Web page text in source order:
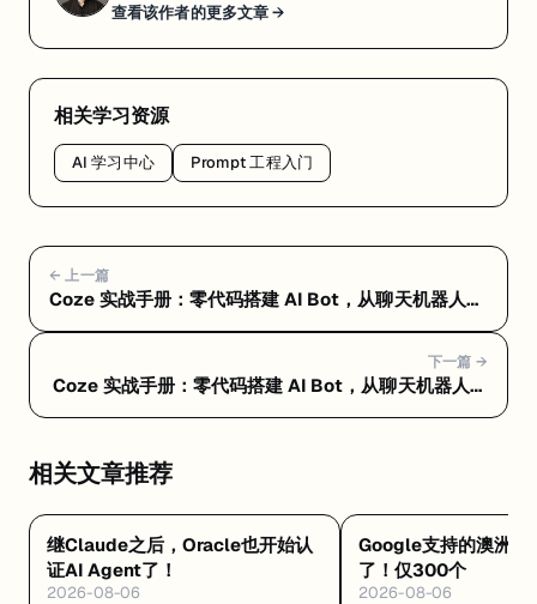
查看该作者的更多文章 →
相关学习资源
AI 学习中心 Prompt 工程入门
← 上一篇
Coze 实战手册：零代码搭建 AI Bot，从聊天机器人到
下一篇 →
Coze 实战手册：零代码搭建 AI Bot，从聊天机器人到
相关文章推荐
继Claude之后，Oracle也开始认
证AI Agent了！
2026-08-06
Google支持的澳洲
了！仅300个
2026-08-06